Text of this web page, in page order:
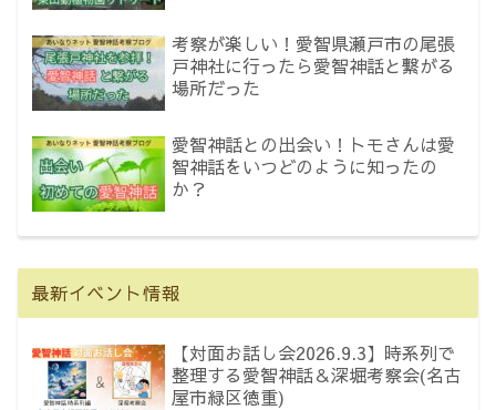
考察が楽しい！愛智県瀬戸市の尾張
戸神社に行ったら愛智神話と繋がる
場所だった
愛智神話との出会い！トモさんは愛
智神話をいつどのように知ったの
か？
最新イベント情報
【対面お話し会2026.9.3】時系列で
整理する愛智神話＆深堀考察会(名古
屋市緑区徳重)